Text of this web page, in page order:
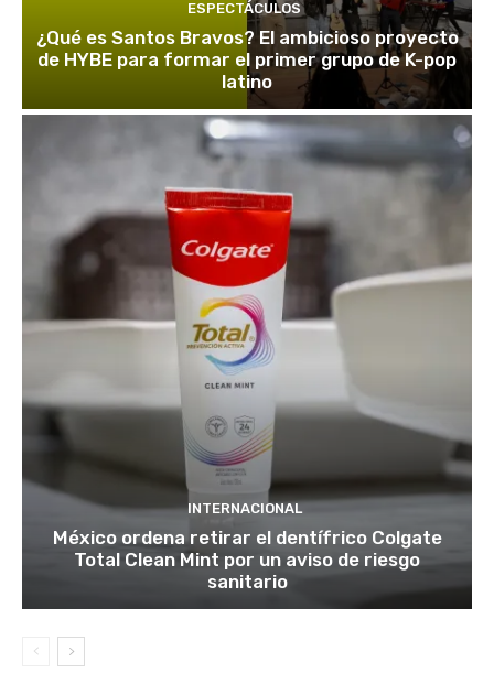
ESPECTÁCULOS
¿Qué es Santos Bravos? El ambicioso proyecto
de HYBE para formar el primer grupo de K-pop
latino
INTERNACIONAL
México ordena retirar el dentífrico Colgate
Total Clean Mint por un aviso de riesgo
sanitario